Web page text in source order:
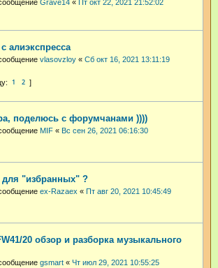
Grave14 «
Пт окт 22, 2021 21:52:02
алиэкспресса
vlasovzloy « Сб окт 16, 2021 13:11:19
1 2
поделюсь с форумчанами ))))
MIF « Вс сен 26, 2021 06:16:30
"избранных" ?
ex-Razaex « Пт авг 20, 2021 10:45:49
20 обзор и разборка музыкального
gsmart « Чт июл 29, 2021 10:55:25